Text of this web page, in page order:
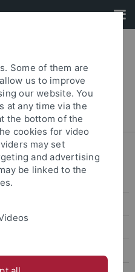
Fakultät
Lehramt: M. Ed.
Some of them are
us to improve
our website. You
at any time via the
the bottom of the
cookies for video
may set
and advertising
be linked to the